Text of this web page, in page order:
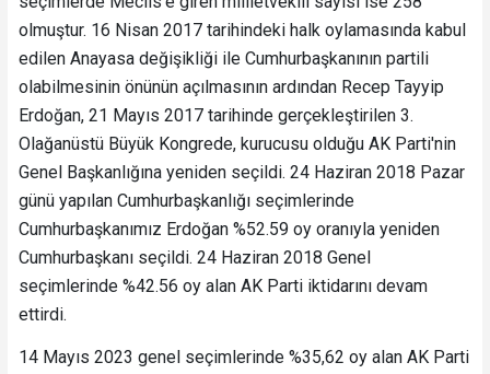
olmuştur. 16 Nisan 2017 tarihindeki halk oylamasında kabul
edilen Anayasa değişikliği ile Cumhurbaşkanının partili
olabilmesinin önünün açılmasının ardından Recep Tayyip
Erdoğan, 21 Mayıs 2017 tarihinde gerçekleştirilen 3.
Olağanüstü Büyük Kongrede, kurucusu olduğu AK Parti'nin
Genel Başkanlığına yeniden seçildi. 24 Haziran 2018 Pazar
günü yapılan Cumhurbaşkanlığı seçimlerinde
Cumhurbaşkanımız Erdoğan %52.59 oy oranıyla yeniden
Cumhurbaşkanı seçildi. 24 Haziran 2018 Genel
seçimlerinde %42.56 oy alan AK Parti iktidarını devam
ettirdi.
14 Mayıs 2023 genel seçimlerinde %35,62 oy alan AK Parti